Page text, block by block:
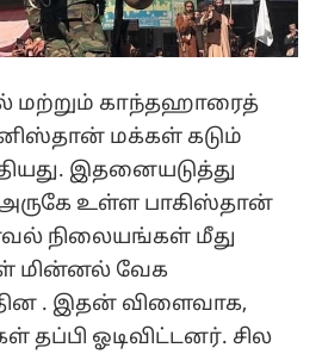
மற்றும் காந்தஹாரைத்
மக்கள் கடும்
இதனையடுத்து
உள்ள பாகிஸ்தான்
நிலையங்கள் மீது
மின்னல் வேக
. இதன் விளைவாக,
தப்பி ஓடிவிட்டனர். சில